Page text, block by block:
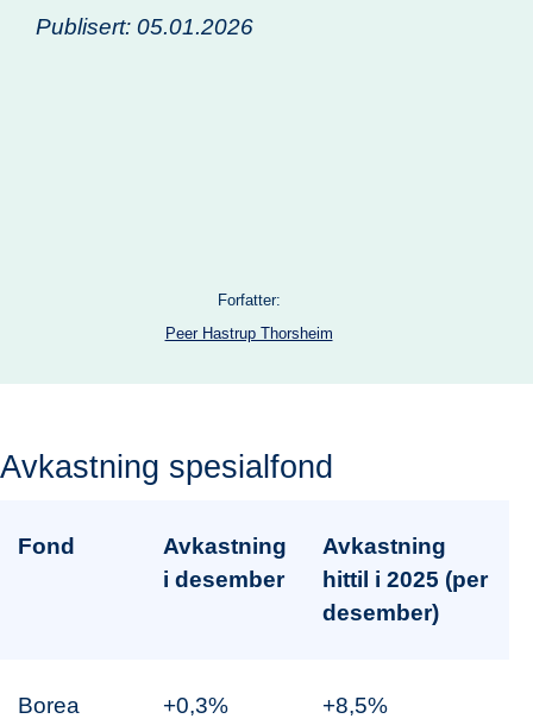
Publisert: 05.01.2026
Forfatter:
Peer Hastrup Thorsheim
Avkastning spesialfond
Fond
Avkastning
i desember
Avkastning
hittil i 2025 (per
desember)
Borea
+0,3% +8,5%